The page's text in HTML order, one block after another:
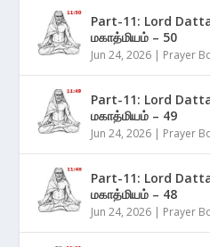
Part-11: Lord
மகாத்மியம் – 50
Jun 24, 2026 | Prayer
Part-11: Lord
மகாத்மியம் – 49
Jun 24, 2026 | Prayer
Part-11: Lord
மகாத்மியம் – 48
Jun 24, 2026 | Prayer